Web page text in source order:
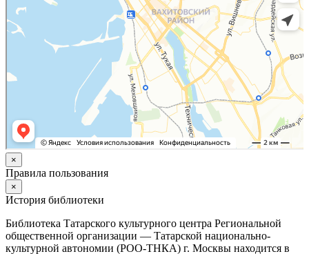
×
Правила пользования
×
История библиотеки
Библиотека Татарского культурного центра Региональной
общественной организации — Татарской национально-
культурной автономии (РОО-ТНКА) г. Москвы находится в